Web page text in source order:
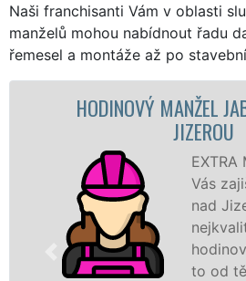
Naši franchisanti Vám v oblasti
manželů mohou nabídnout řadu
řemesel a montáže až po
HODINOVÝ MANŽEL
JIZEROU
EXTRA
Vás
nad Jizerou
nejkvalitnější
hodinového
to od těch